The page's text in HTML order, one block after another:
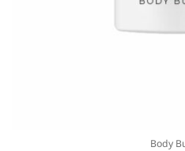
Body